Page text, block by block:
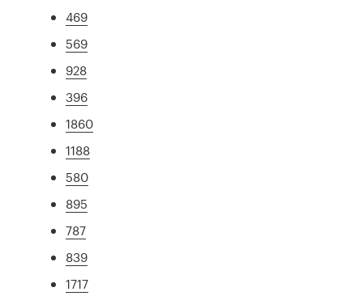
469
569
928
396
1860
1188
580
895
787
839
1717